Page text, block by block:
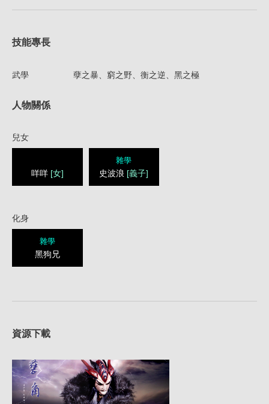
技能專長
武學 孽之暴、窮之野、衡之逆、黑之極
人物關係
兒女
咩咩 [女]
雜學
史波浪 [義子]
化身
雜學
黑狗兄
資源下載